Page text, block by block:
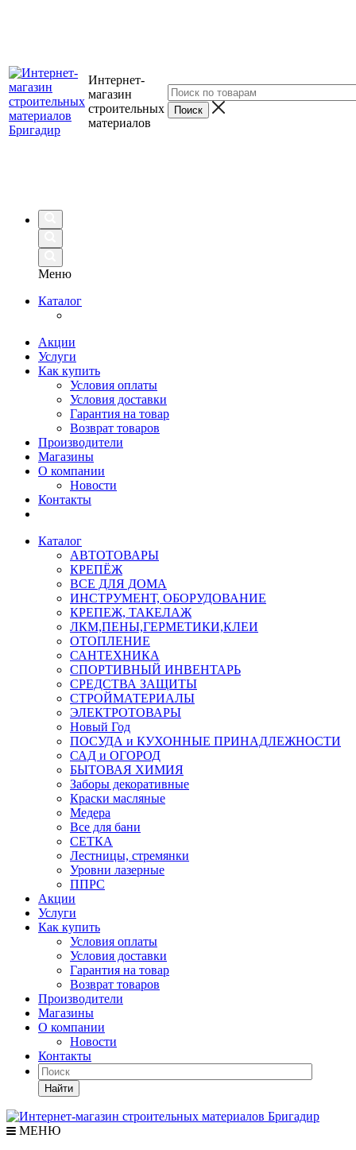
Интернет-
магазин
строительных
материалов
Меню
Каталог
Акции
Услуги
Как купить
Условия оплаты
Условия доставки
Гарантия на товар
Возврат товаров
Производители
Магазины
О компании
Новости
Контакты
Каталог
АВТОТОВАРЫ
КРЕПЁЖ
ВСЕ ДЛЯ ДОМА
ИНСТРУМЕНТ, ОБОРУДОВАНИЕ
КРЕПЕЖ, ТАКЕЛАЖ
ЛКМ,ПЕНЫ,ГЕРМЕТИКИ,КЛЕИ
ОТОПЛЕНИЕ
САНТЕХНИКА
СПОРТИВНЫЙ ИНВЕНТАРЬ
СРЕДСТВА ЗАЩИТЫ
СТРОЙМАТЕРИАЛЫ
ЭЛЕКТРОТОВАРЫ
Новый Год
ПОСУДА и КУХОННЫЕ ПРИНАДЛЕЖНОСТИ
САД и ОГОРОД
БЫТОВАЯ ХИМИЯ
Заборы декоративные
Краски масляные
Медера
Все для бани
СЕТКА
Лестницы, стремянки
Уровни лазерные
ППРС
Акции
Услуги
Как купить
Условия оплаты
Условия доставки
Гарантия на товар
Возврат товаров
Производители
Магазины
О компании
Новости
Контакты
Найти
МЕНЮ